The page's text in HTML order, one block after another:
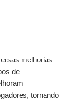
melhorias
de
tornando